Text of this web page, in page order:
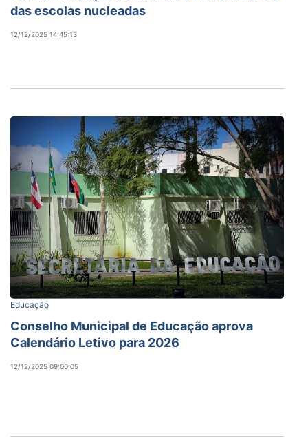
das escolas nucleadas
12/12/2025 14:45:13
Educação
Conselho Municipal de Educação aprova
Calendário Letivo para 2026
12/12/2025 09:00:05